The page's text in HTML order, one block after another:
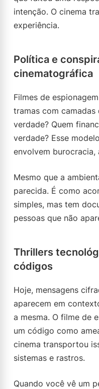
intenção. O cinema
experiência.
Política e
cinematográfica
Filmes de
tramas com camadas
verdade? Quem
verdade? Esse
envolvem burocracia,
Mesmo que a
parecida. É como
simples, mas tem
pessoas que não
Thrillers
códigos
Hoje, mensagens
aparecem em
a mesma. O filme de
um código como
cinema transportou
sistemas e rastros.
Quando você vê um